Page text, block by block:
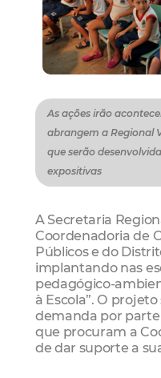
As ações irão
abrangem a Regional
que serão
expositivas
A Secretaria
Coordenadoria de
Públicos e do
implantando nas
pedagógico-
à Escola”. O
demanda por
que procuram a
de dar suporte a